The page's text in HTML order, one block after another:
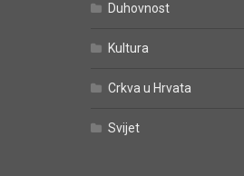
Duhovnost
Kultura
Crkva u Hrvata
Svijet